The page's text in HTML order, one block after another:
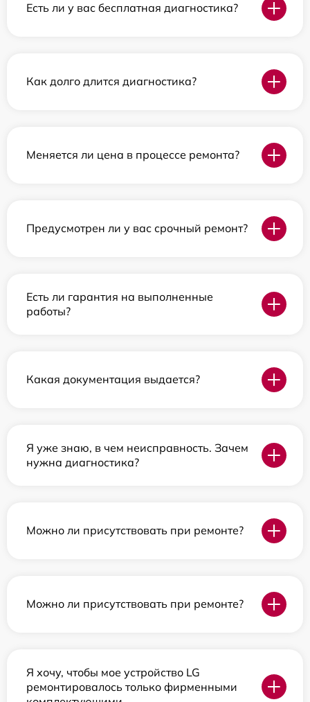
Есть ли у вас бесплатная диагностика?
Как долго длится диагностика?
Меняется ли цена в процессе ремонта?
Предусмотрен ли у вас срочный ремонт?
Есть ли гарантия на выполненные
работы?
Какая документация выдается?
Я уже знаю, в чем неисправность. Зачем
нужна диагностика?
Можно ли присутствовать при ремонте?
Можно ли присутствовать при ремонте?
Я хочу, чтобы мое устройство LG
ремонтировалось только фирменными